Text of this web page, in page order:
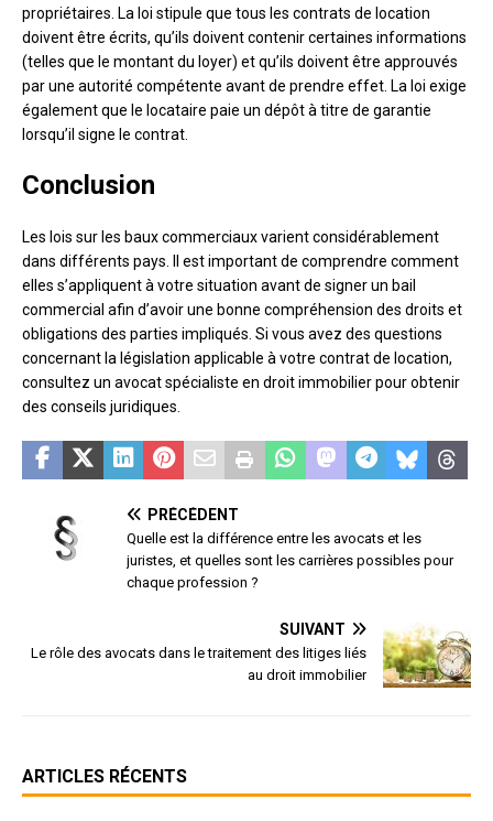
propriétaires. La loi stipule que tous les contrats de location
doivent être écrits, qu’ils doivent contenir certaines informations
(telles que le montant du loyer) et qu’ils doivent être approuvés
par une autorité compétente avant de prendre effet. La loi exige
également que le locataire paie un dépôt à titre de garantie
lorsqu’il signe le contrat.
Conclusion
Les lois sur les baux commerciaux varient considérablement
dans différents pays. Il est important de comprendre comment
elles s’appliquent à votre situation avant de signer un bail
commercial afin d’avoir une bonne compréhension des droits et
obligations des parties impliqués. Si vous avez des questions
concernant la législation applicable à votre contrat de location,
consultez un avocat spécialiste en droit immobilier pour obtenir
des conseils juridiques.
PRÉCÉDENT
Quelle est la différence entre les avocats et les
juristes, et quelles sont les carrières possibles pour
chaque profession ?
SUIVANT
Le rôle des avocats dans le traitement des litiges liés
au droit immobilier
ARTICLES RÉCENTS